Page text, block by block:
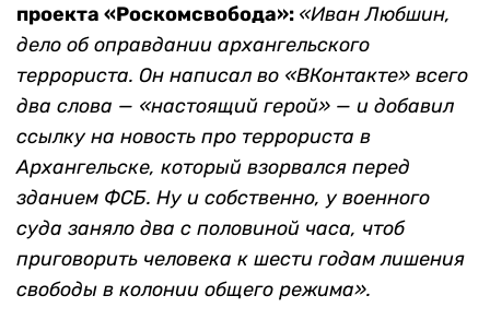
проекта «Роскомсвобода»: «Иван Любшин,
дело об оправдании архангельского
террориста. Он написал во «ВКонтакте» всего
два слова — «настоящий герой» — и добавил
ссылку на новость про террориста в
Архангельске, который взорвался перед
зданием ФСБ. Ну и собственно, у военного
суда заняло два с половиной часа, чтоб
приговорить человека к шести годам лишения
свободы в колонии общего режима».